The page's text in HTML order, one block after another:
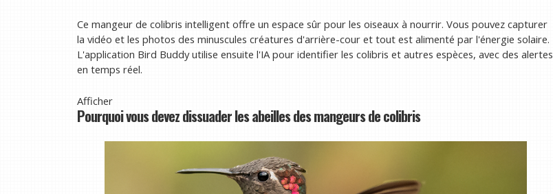
Ce mangeur de colibris intelligent offre un espace sûr pour les oiseaux à nourrir. Vous pouvez capturer
la vidéo et les photos des minuscules créatures d'arrière-cour et tout est alimenté par l'énergie solaire.
L'application Bird Buddy utilise ensuite l'IA pour identifier les colibris et autres espèces, avec des alertes
en temps réel.
Afficher
Pourquoi vous devez dissuader les abeilles des mangeurs de colibris